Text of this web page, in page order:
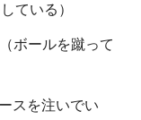
ている）
ボールを蹴って
スを注いでい